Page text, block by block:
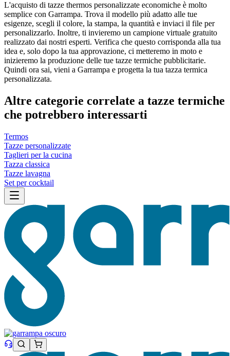
L'acquisto di tazze thermos personalizzate economiche è molto
semplice con Garrampa. Trova il modello più adatto alle tue
esigenze, scegli il colore, la stampa, la quantità e inviaci il file per
personalizzarlo. Inoltre, ti invieremo un campione virtuale gratuito
realizzato dai nostri esperti. Verifica che questo corrisponda alla tua
idea e, solo dopo la tua approvazione, ci metteremo in moto e
inizieremo la produzione delle tue tazze termiche pubblicitarie.
Quindi ora sai, vieni a Garrampa e progetta la tua tazza termica
personalizzata.
Altre categorie correlate a tazze termiche
che potrebbero interessarti
Termos
Tazze personalizzate
Taglieri per la cucina
Tazza classica
Tazze lavagna
Set per cocktail